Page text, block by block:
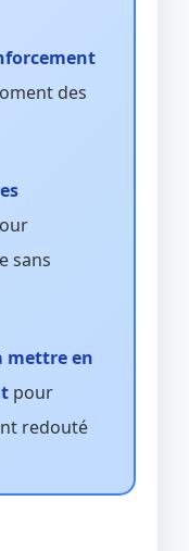
des
sans
mettre en
pour
redouté